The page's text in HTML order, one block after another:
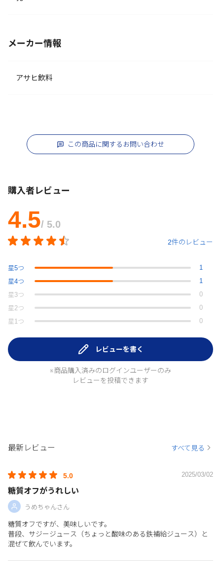
メーカー情報
アサヒ飲料
この商品に関するお問い合わせ
購入者レビュー
4.5/ 5.0
2件のレビュー
星5つ
1
星4つ
1
星 3つ
0
星 2つ
0
星 1つ 0
レビューを書く
※商品購入済みのログインユーザーのみ
レビューを投稿できます
最新レビュー すべて見る
5.0 2025/03/02
糖質オフがうれしい
うめちゃんさん
糖質オフですが、美味しいです。
普段、サジージュース（ちょっと酸味のある鉄補給ジュース）と
混ぜて飲んでいます。